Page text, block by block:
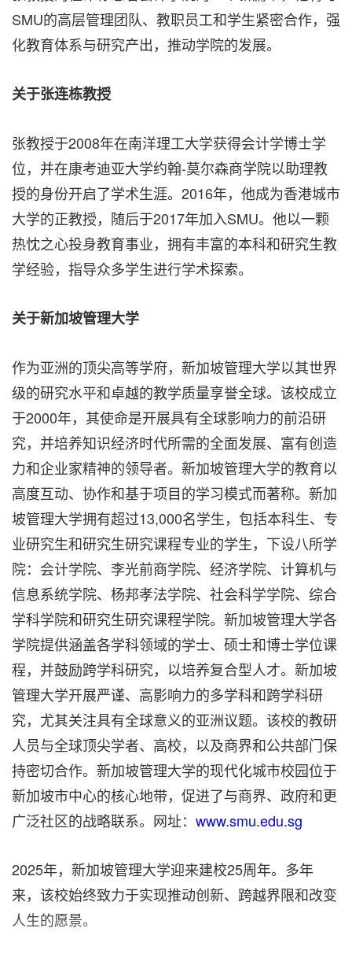
SMU的高层管理团队、教职员工和学生紧密合作，强
化教育体系与研究产出，推动学院的发展。
关于张连栋教授
张教授于2008年在南洋理工大学获得会计学博士学
位，并在康考迪亚大学约翰-莫尔森商学院以助理教
授的身份开启了学术生涯。2016年，他成为香港城市
大学的正教授，随后于2017年加入SMU。他以一颗
热忱之心投身教育事业，拥有丰富的本科和研究生教
学经验，指导众多学生进行学术探索。
关于新加坡管理大学
作为亚洲的顶尖高等学府，新加坡管理大学以其世界
级的研究水平和卓越的教学质量享誉全球。该校成立
于2000年，其使命是开展具有全球影响力的前沿研
究，并培养知识经济时代所需的全面发展、富有创造
力和企业家精神的领导者。新加坡管理大学的教育以
高度互动、协作和基于项目的学习模式而著称。新加
坡管理大学拥有超过13,000名学生，包括本科生、专
业研究生和研究生研究课程专业的学生，下设八所学
院：会计学院、李光前商学院、经济学院、计算机与
信息系统学院、杨邦孝法学院、社会科学学院、综合
学科学院和研究生研究课程学院。新加坡管理大学各
学院提供涵盖各学科领域的学士、硕士和博士学位课
程，并鼓励跨学科研究，以培养复合型人才。新加坡
管理大学开展严谨、高影响力的多学科和跨学科研
究，尤其关注具有全球意义的亚洲议题。该校的教研
人员与全球顶尖学者、高校，以及商界和公共部门保
持密切合作。新加坡管理大学的现代化城市校园位于
新加坡市中心的核心地带，促进了与商界、政府和更
广泛社区的战略联系。网址： www.smu.edu.sg
2025年，新加坡管理大学迎来建校25周年。多年
来，该校始终致力于实现推动创新、跨越界限和改变
人生的愿景。